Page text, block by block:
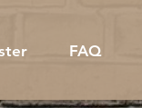
FAQ